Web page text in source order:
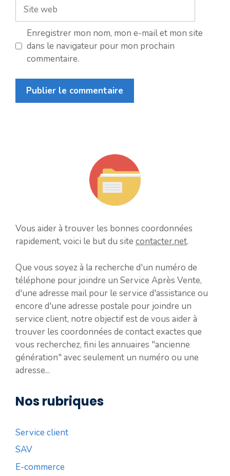
Site
web
Enregistrer mon nom, mon e-mail et mon site
dans le navigateur pour mon prochain
commentaire.
Vous aider à trouver les bonnes coordonnées
rapidement, voici le but du site contacter.net.
Que vous soyez à la recherche d'un numéro de
téléphone pour joindre un Service Après Vente,
d'une adresse mail pour le service d'assistance ou
encore d'une adresse postale pour joindre un
service client, notre objectif est de vous aider à
trouver les coordonnées de contact exactes que
vous recherchez, fini les annuaires "ancienne
génération" avec seulement un numéro ou une
adresse...
Nos rubriques
Service client
SAV
E-commerce